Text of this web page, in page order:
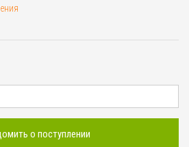
о поступлении